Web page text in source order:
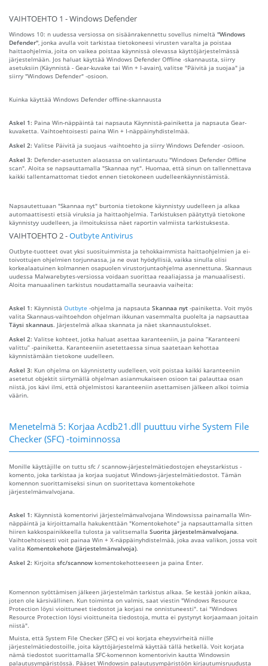
VAIHTOEHTO 1 - Windows Defender
Windows 10: n uudessa versiossa on sisäänrakennettu sovellus nimeltä "Windows
Defender" , jonka avulla voit tarkistaa tietokoneesi virusten varalta ja poistaa
haittaohjelmia, joita on vaikea poistaa käynnissä olevassa käyttöjärjestelmässä
järjestelmään. Jos haluat käyttää Windows Defender Offline -skannausta, siirry
asetuksiin (Käynnistä - Gear-kuvake tai Win + I-avain), valitse "Päivitä ja suojaa" ja
siirry "Windows Defender" -osioon.
Kuinka käyttää Windows Defender offline-skannausta
Askel 1: Paina Win-näppäintä tai napsauta Käynnistä-painiketta ja napsauta Gear-
kuvaketta. Vaihtoehtoisesti paina Win + I-näppäinyhdistelmää.
Askel 2: Valitse Päivitä ja suojaus -vaihtoehto ja siirry Windows Defender -osioon.
Askel 3: Defender-asetusten alaosassa on valintaruutu "Windows Defender Offline
scan". Aloita se napsauttamalla "Skannaa nyt". Huomaa, että sinun on tallennettava
kaikki tallentamattomat tiedot ennen tietokoneen uudelleenkäynnistämistä.
Napsautettuaan "Skannaa nyt" burtonia tietokone käynnistyy uudelleen ja alkaa
automaattisesti etsiä viruksia ja haittaohjelmia. Tarkistuksen päätyttyä tietokone
käynnistyy uudelleen, ja ilmoituksissa näet raportin valmiista tarkistuksesta.
VAIHTOEHTO 2 -Outbyte Antivirus
Outbyte-tuotteet ovat yksi suosituimmista ja tehokkaimmista haittaohjelmien ja ei-
toivottujen ohjelmien torjunnassa, ja ne ovat hyödyllisiä, vaikka sinulla olisi
korkealaatuinen kolmannen osapuolen virustorjuntaohjelma asennettuna. Skannaus
uudessa Malwarebytes-versiossa voidaan suorittaa reaaliajassa ja manuaalisesti.
Aloita manuaalinen tarkistus noudattamalla seuraavia vaiheita:
Askel 1: Käynnistä Outbyte -ohjelma ja napsauta Skannaa nyt -painiketta. Voit myös
valita Skannaus-vaihtoehdon ohjelman ikkunan vasemmalta puolelta ja napsauttaa
Täysi skannaus. Järjestelmä alkaa skannata ja näet skannaustulokset.
Askel 2: Valitse kohteet, jotka haluat asettaa karanteeniin, ja paina “Karanteeni
valittu” -painiketta. Karanteeniin asetettaessa sinua saatetaan kehottaa
käynnistämään tietokone uudelleen.
Askel 3: Kun ohjelma on käynnistetty uudelleen, voit poistaa kaikki karanteeniin
asetetut objektit siirtymällä ohjelman asianmukaiseen osioon tai palauttaa osan
niistä, jos kävi ilmi, että ohjelmistosi karanteeniin asettamisen jälkeen alkoi toimia
väärin.
Menetelmä 5: Korjaa Acdb21.dll puuttuu virhe System File
Checker (SFC) -toiminnossa
Monille käyttäjille on tuttu sfc / scannow-järjestelmätiedostojen eheystarkistus -
komento, joka tarkistaa ja korjaa suojatut Windows-järjestelmätiedostot. Tämän
komennon suorittamiseksi sinun on suoritettava komentokehote
järjestelmänvalvojana.
Askel 1: Käynnistä komentorivi järjestelmänvalvojana Windowsissa painamalla Win-
näppäintä ja kirjoittamalla hakukenttään "Komentokehote" ja napsauttamalla sitten
hiiren kakkospainikkeella tulosta ja valitsemalla Suorita järjestelmänvalvojana.
Vaihtoehtoisesti voit painaa Win + X-näppäinyhdistelmää, joka avaa valikon, jossa voit
valita Komentokehote (Järjestelmänvalvoja).
Askel 2: Kirjoita sfc/scannow komentokehotteeseen ja paina Enter.
Komennon syöttämisen jälkeen järjestelmän tarkistus alkaa. Se kestää jonkin aikaa,
joten ole kärsivällinen. Kun toiminta on valmis, saat viestin "Windows Resource
Protection löysi vioittuneet tiedostot ja korjasi ne onnistuneesti". tai "Windows
Resource Protection löysi vioittuneita tiedostoja, mutta ei pystynyt korjaamaan joitain
niistä".
Muista, että System File Checker (SFC) ei voi korjata eheysvirheitä niille
järjestelmätiedostoille, joita käyttöjärjestelmä käyttää tällä hetkellä. Voit korjata
nämä tiedostot suorittamalla SFC-komennon komentorivin kautta Windowsin
palautusympäristössä. Pääset Windowsin palautusympäristöön kirjautumisruudusta